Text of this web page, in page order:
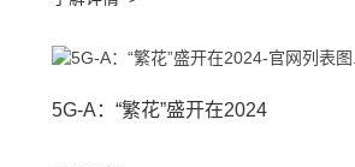
5G-A：“繁花”盛开在2024